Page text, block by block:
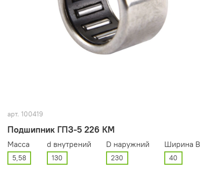
арт. 100419
Подшипник ГПЗ-5 226 КМ
Масса
5,58
d внутрений
130
D наружний
230
Ширина В
40